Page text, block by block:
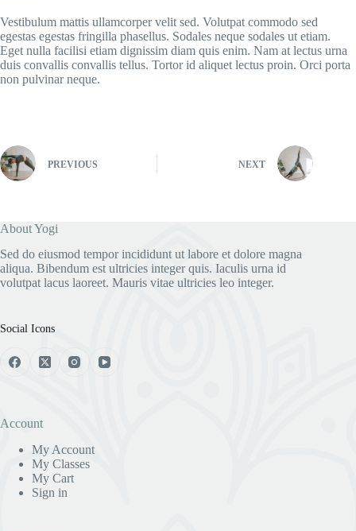
Vestibulum mattis ullamcorper velit sed. Volutpat commodo sed
egestas egestas fringilla phasellus. Sodales neque sodales ut etiam.
Eget nulla facilisi etiam dignissim diam quis enim. Nam at lectus urna
duis convallis convallis tellus. Tortor id aliquet lectus proin. Orci porta
non pulvinar neque.
PREVIOUS NEXT
About Yogi
Sed do eiusmod tempor incididunt ut labore et dolore magna
aliqua. Bibendum est ultricies integer quis. Iaculis urna id
volutpat lacus laoreet. Mauris vitae ultricies leo integer.
Social Icons
Account
My Account
My Classes
My Cart
Sign in